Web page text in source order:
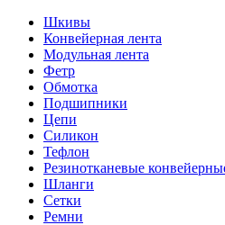
Шкивы
Конвейерная лента
Модульная лента
Фетр
Обмотка
Подшипники
Цепи
Силикон
Тефлон
Резинотканевые
Шланги
Сетки
Ремни